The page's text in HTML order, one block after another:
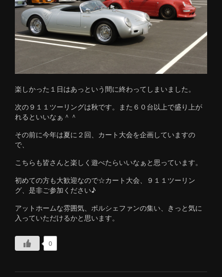
楽しかった１日はあっという間に終わってしまいました。
次の９１１ツーリングは秋です。また６０台以上で盛り上が
れるといいなぁ＾＾
その前に今年は夏に２回、カート大会を企画していますの
で、
こちらも皆さんと楽しく遊べたらいいなぁと思っています。
初めての方も大歓迎なので☆カート大会、９１１ツーリン
グ、是非ご参加ください♪
アットホームな雰囲気、ポルシェファンの集い、きっと気に
入っていただけるかと思います。
0